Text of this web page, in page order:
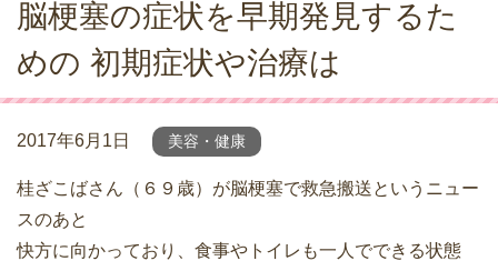
脳梗塞の症状を早期発見するた
めの 初期症状や治療は
2017年6月1日 美容・健康
桂ざこばさん（６９歳）が脳梗塞で救急搬送というニュー
スのあと
快方に向かっており、食事やトイレも一人でできる状態